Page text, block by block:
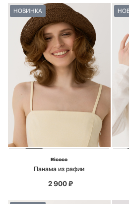
НОВИНКА
Ricoco
Панама из рафии
2 900₽